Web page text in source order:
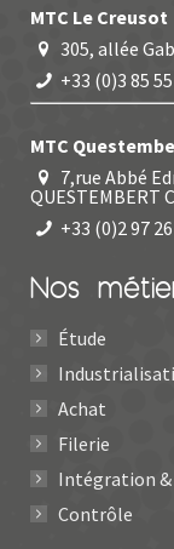
MTC Le Creusot
305, allée
+33 (0)3 85
MTC
7,rue Abbé
QUESTEMBERT
+33 (0)2 97
Nos
Étude
Achat
Filerie
Intégration &
Contrôle